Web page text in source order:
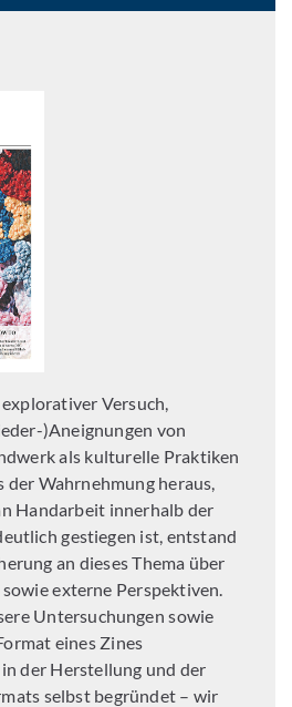
Versuch,
)Aneignungen von
als kulturelle Praktiken
der Wahrnehmung heraus,
Handarbeit innerhalb der
gestiegen ist, entstand
an dieses Thema über
externe Perspektiven.
Untersuchungen sowie
eines Zines
der Herstellung und der
selbst begründet – wir